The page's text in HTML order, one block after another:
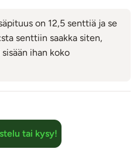
on 12,5 senttiä ja se
senttiin saakka siten,
ihan koko
tai kysy!